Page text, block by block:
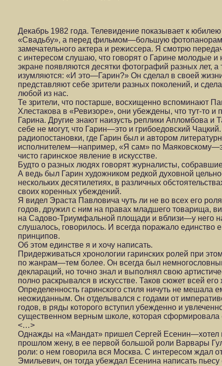
Декабрь 1982 года. Телевидение показывает к
«Свадьбу», а перед фильмом—большую
замечательного актера и режиссера. Я смотрю
с интересом слушаю, что говорят о Гарине молодые
экране появляются десятки фотографий разных лет,
изумляются: «И это—Гарин?» Он сделал в своей
представляют себе зрители разных поколений, и
любой из нас.
Те зрители, что постарше, восхищенно вспоминают
Хлестакова в «Ревизоре», они убеждены, что тут-то и
Гарина. Другие знают наизусть реплики Апломбова и
себе не могут, что Гарин—это и грибоедовский Чацкий.
радиопостановки, где Гарин был и автором
исполнителем—например, «Я сам» по
чисто гаринское явление в искусстве.
Будто о разных людях говорят журналисты,
А ведь был Гарин художником редкой духовной
нескольких десятилетиях, в различных
своих коренных убеждений.
Я видел Эраста Павловича чуть ли не во всех его
годов, дружил с ним на правах младшего товарища,
на Садово-Триумфальной площади и вблизи—у него
слушалось, говорилось. И всегда поражало единство
принципов.
Об этом единстве я и хочу написать.
Придерживаться хронологии гаринских ролей при
по жанрам—тем более. Он всегда был
деклараций, но точно знал и выполнял свою
полно раскрывался в искусстве. Таков сюжет всей его
Определенность гаринского стиля ничуть не мешала
неожиданным. Он отделывался с годами от
годов, в ряды которого вступил убежденно и
существенном верным школе, которая сформировала
<…>
Однажды на «Мандат» пришел Сергей Есенин—хотел
прошлом жену, в ее первой большой роли Варвары
роли: о нем говорила вся Москва. С интересом ждал
Эмильевич, он тогда убеждал Есенина написать